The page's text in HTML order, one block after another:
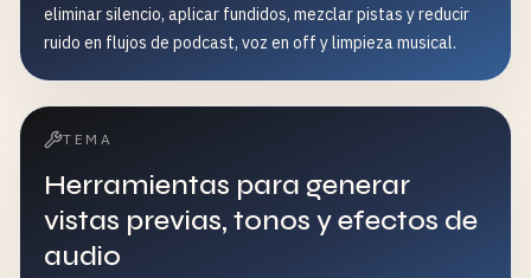
eliminar silencio, aplicar fundidos, mezclar pistas y reducir
ruido en flujos de podcast, voz en off y limpieza musical.
TEMA
Herramientas para generar
vistas previas, tonos y efectos de
audio